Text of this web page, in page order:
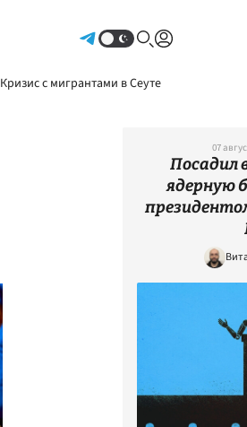
Кризис с мигрантами в Сеуте
07
Посадил
ядерную